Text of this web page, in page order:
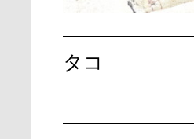
タコ